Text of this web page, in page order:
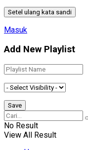
Masuk
Add New Playlist
No Result
View All Result